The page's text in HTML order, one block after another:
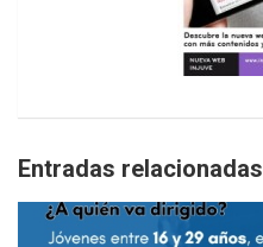
Entradas relacionadas